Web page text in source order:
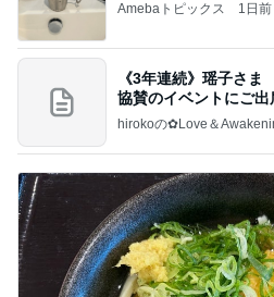
Amebaトピックス 1日前
《3年連続》瑶子さ
協賛のイベントにご
すぎ
hirokoの✿Love＆